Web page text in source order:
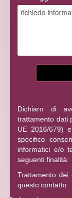
Dichiaro di
trattamento dati
UE 2016/679)
specifico
informatici e/o
seguenti finalità:
Trattamento dei
questo contatto